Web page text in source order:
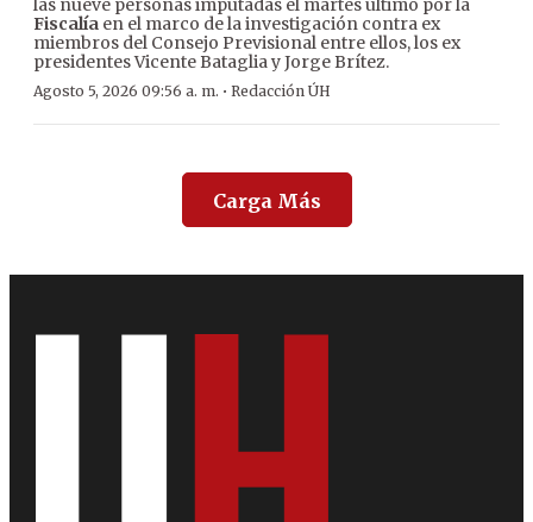
las nueve personas imputadas el martes último por la
Fiscalía en el marco de la investigación contra ex
miembros del Consejo Previsional entre ellos, los ex
presidentes Vicente Bataglia y Jorge Brítez.
Agosto 5, 2026 09:56 a. m. · Redacción ÚH
Carga Más